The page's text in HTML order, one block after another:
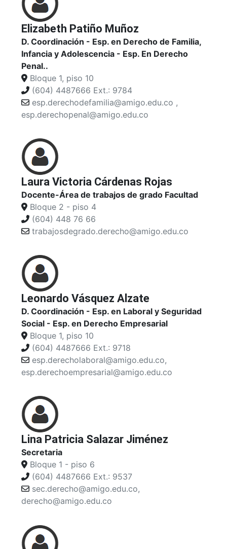
Elizabeth Patiño Muñoz
D. Coordinación - Esp. en Derecho de Familia,
Infancia y Adolescencia - Esp. En Derecho
Penal..
Bloque 1, piso 10
(604) 4487666 Ext.: 9784
esp.derechodefamilia@amigo.edu.co ,
esp.derechopenal@amigo.edu.co
Laura Victoria Cárdenas Rojas
Docente-Área de trabajos de grado Facultad
Bloque 2 - piso 4
(604) 448 76 66
trabajosdegrado.derecho@amigo.edu.co
Leonardo Vásquez Alzate
D. Coordinación - Esp. en Laboral y Seguridad
Social - Esp. en Derecho Empresarial
Bloque 1, piso 10
(604) 4487666 Ext.: 9718
esp.derecholaboral@amigo.edu.co,
esp.derechoempresarial@amigo.edu.co
Lina Patricia Salazar Jiménez
Secretaria
Bloque 1 - piso 6
(604) 4487666 Ext.: 9537
sec.derecho@amigo.edu.co,
derecho@amigo.edu.co